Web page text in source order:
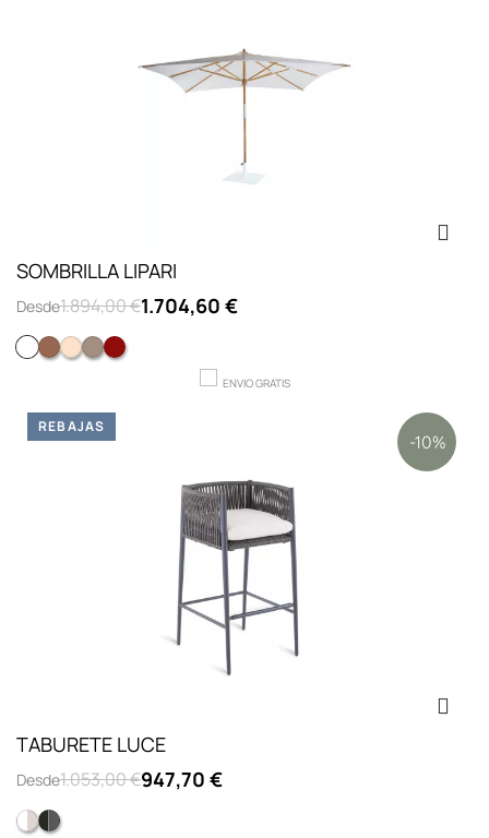
SOMBRILLA LIPARI
Desde1.894,00 €1.704,60 €
BLANCO
CAFECUERDA
GRISROJO
ENVIO GRATIS
TABURETE LUCE
Desde1.053,00 €947,70 €
BLANCO
NEGRO
-10%
REBAJAS